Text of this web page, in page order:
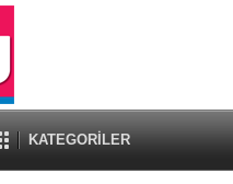
KATEGORİLER